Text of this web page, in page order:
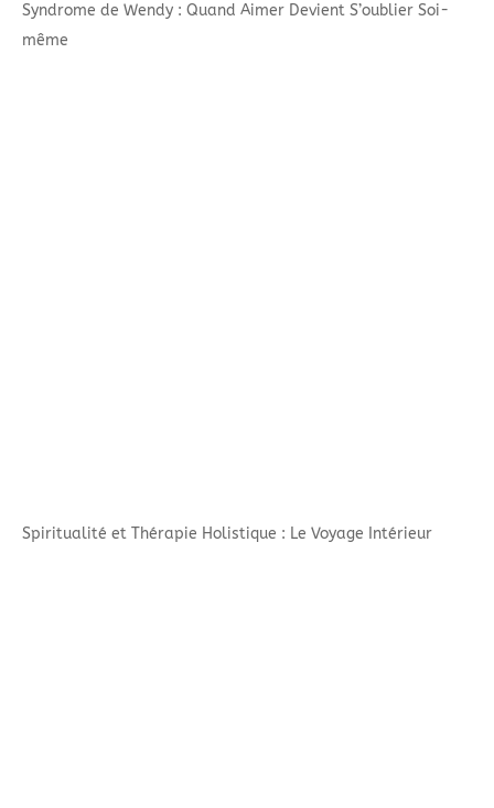
Syndrome de Wendy : Quand Aimer Devient S’oublier Soi-
même
Spiritualité et Thérapie Holistique : Le Voyage Intérieur